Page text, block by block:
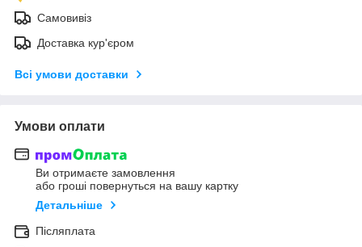
Самовивіз
Доставка кур'єром
Всі умови доставки
Умови оплати
Ви отримаєте замовлення
або гроші повернуться на вашу картку
Детальніше
Післяплата